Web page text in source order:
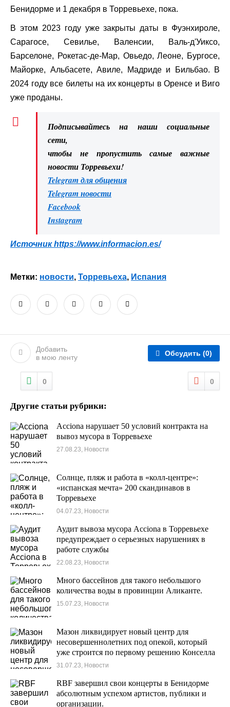
Бенидорме и 1 декабря в Торревьехе, пока.
В этом 2023 году уже закрыты даты в Фуэнхироле,
Сарагосе, Севилье, Валенсии, Валь-д'Уиксо,
Барселоне, Рокетас-де-Мар, Овьедо, Леоне, Бургосе,
Майорке, Альбасете, Авиле, Мадриде и Бильбао. В
2024 году все билеты на их концерты в Оренсе и Виго
уже проданы.
Подписывайтесь на наши социальные
сети,
чтобы не пропустить самые важные
новости Торревьехи!
Telegram для общения
Telegram новости
Facebook
Instagram
Источник https://www.informacion.es/
Метки: новости, Торревьеха, Испания
Добавить
в мою ленту
Обсудить (0)
0 0
Другие статьи рубрики:
Acciona нарушает 50 условий контракта на
вывоз мусора в Торревьехе
27.08.23, Новости
Солнце, пляж и работа в «колл-центре»:
«испанская мечта» 200 скандинавов в
Торревьехе
04.07.23, Новости
Аудит вывоза мусора Acciona в Торревьехе
предупреждает о серьезных нарушениях в
работе службы
22.08.23, Новости
Много бассейнов для такого небольшого
количества воды в провинции Аликанте.
15.07.23, Новости
Мазон ликвидирует новый центр для
несовершеннолетних под опекой, который
уже строится по первому решению Конселла
в Торревьехе.
31.07.23, Новости
RBF завершил свои концерты в Бенидорме
абсолютным успехом артистов, публики и
организации.